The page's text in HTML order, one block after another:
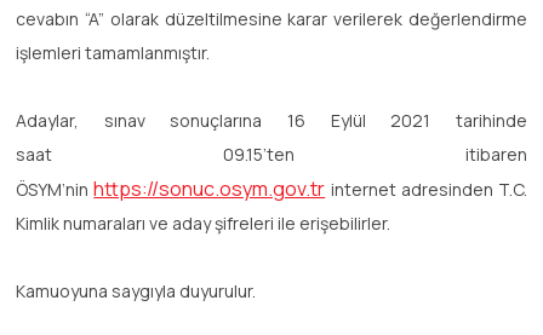
cevabın “A” olarak düzeltilmesine karar verilerek değerlendirme
işlemleri tamamlanmıştır.
Adaylar, sınav sonuçlarına 16 Eylül 2021 tarihinde
saat 09.15’ten itibaren
ÖSYM’nin https://sonuc.osym.gov.tr internet adresinden T.C.
Kimlik numaraları ve aday şifreleri ile erişebilirler.
Kamuoyuna saygıyla duyurulur.